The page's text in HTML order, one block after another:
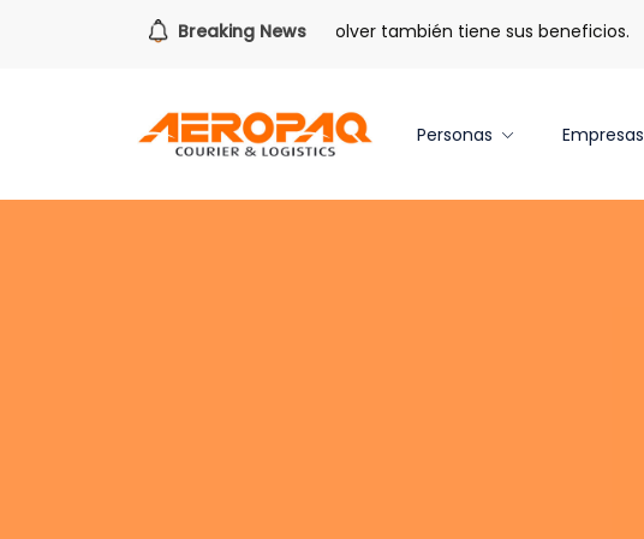
Breaking News
Para todo lo que viene. Volver también tiene sus beneficios.
Personas Empresas